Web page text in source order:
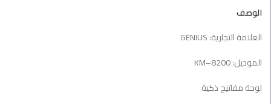
الوصف
العلامة التجارية: GENIUS
الموديل: KM–8200
لوحة مفاتيح ذكية